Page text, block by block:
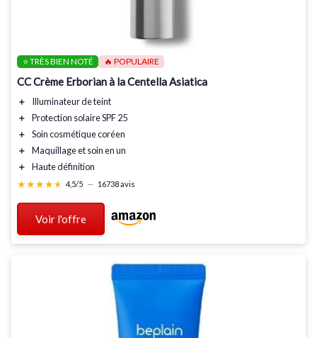
⭐ TRÈS BIEN NOTÉ 🔥 POPULAIRE
CC Crème Erborian à la Centella Asiatica
＋ Illuminateurde teint
＋
Protection solaireSPF 25
＋
Soin cosmétiquecoréen
＋
Maquillageet soin en un
＋
Haute définition
★★★★★
★★★★★ 4,5/5 — 16738 avis
Voir l'offre